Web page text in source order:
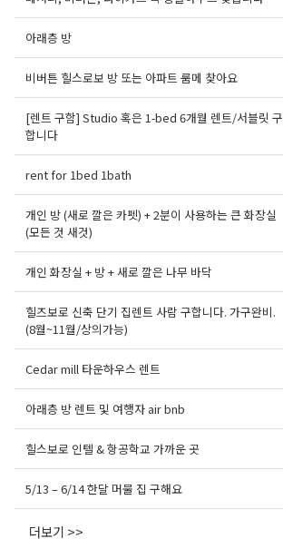
아래층 방
비버튼 힐스로보 방 또는 아파트 룸메 찾아요
[렌트 구함] Studio 혹은 1-bed 6개월 렌트/서블릿 구
합니다
rent for 1bed 1bath
개인 방 (새로 깔은 카펫) + 2분이 사용하는 큰 화장실
(모든 것 새것)
개인 화장실 + 방 + 새로 깔은 나무 바닥
힐즈보로 신축 단기 집렌트 사람 구합니다. 가구완비.
(8월~11월/상의가능)
Cedar mill 타운하우스 렌트
아래층 방 렌트 및 여행자 air bnb
힐스보로 인텔 & 항공학교 가까운 곳
5/13 – 6/14 한달 머물 집 구해요
더보기 >>